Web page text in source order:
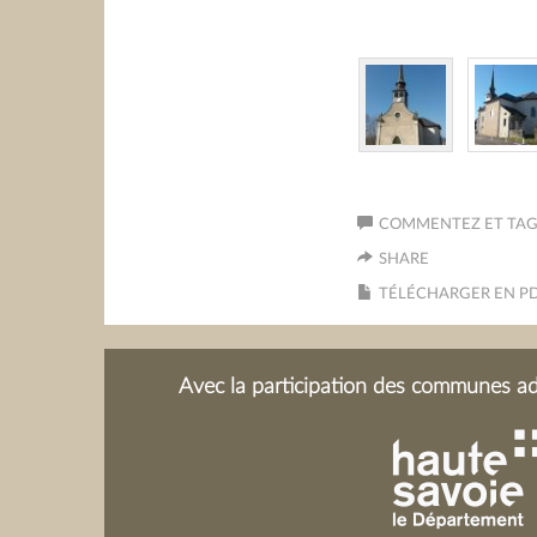
COMMENTEZ ET
SHARE
TÉLÉCHARGER EN
Avec la participation des communes